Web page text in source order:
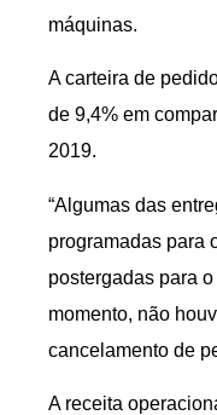
máquinas.
A carteira de
de 9,4% em
2019.
“Algumas das
programadas para
postergadas para
momento, não
cancelamento de
A receita